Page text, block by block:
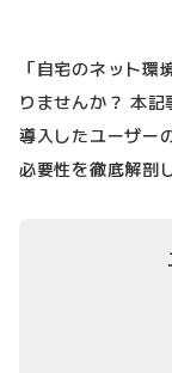
「自宅のネット
りませんか？ 本
導入したユーザー
必要性を徹底解剖